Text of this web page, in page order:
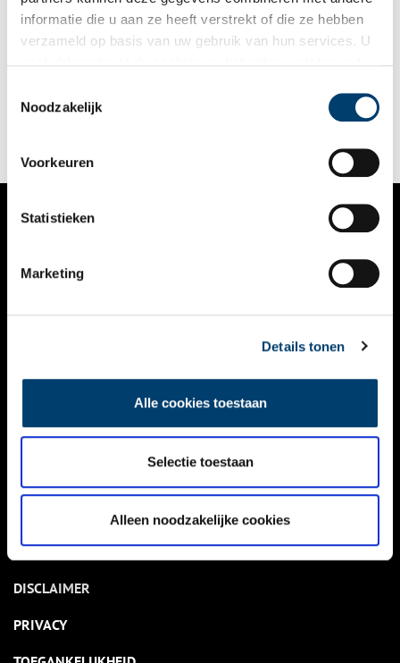
informatie die u aan ze heeft verstrekt of die ze hebben
verzameld op basis van uw gebruik van hun services. U
Noodzakelijk
Voorkeuren
Statistieken
Marketing
Details tonen
Alle cookies toestaan
Selectie toestaan
Alleen noodzakelijke cookies
Bijlmerramp: tragische gebeurtenis of complot?
Om 18.35 uur meldt de luchtverkeersleiding in de
verkeerstoren van Schiphol: ‘het is gebeurd’. Op dat moment
1992, dag van de Bijlmerramp.
NIEUWS
KALENDER
ACTIVITEITEN
NIEUWSBRIEF
DISCLAIMER
PRIVACY